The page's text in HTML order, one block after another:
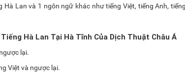
Lan và 1 ngôn ngữ khác như tiếng Việt, tiếng Anh,
Hà Lan Tại Hà Tĩnh Của Dịch Thuật Châu Á
lại.
Việt và ngược lại.